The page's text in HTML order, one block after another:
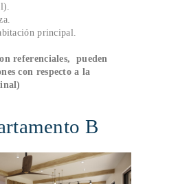
principal.
referenciales, pueden
con respecto a la
B